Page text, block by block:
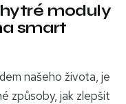
moduly
smart
našeho života, je
způsoby, jak zlepšit